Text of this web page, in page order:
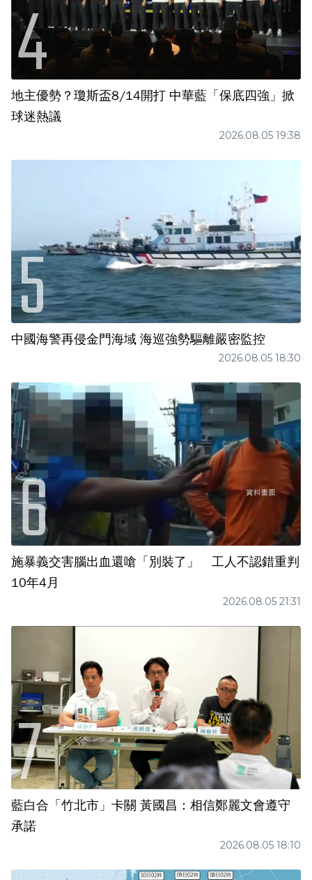
地主優勢？瓊斯盃8/14開打 中華藍「保底四強」掀
球迷熱議
2026.08.05 19:38
中國海警再侵金門海域 海巡強勢驅離嚴密監控
2026.08.05 18:30
施暴義交害腦出血還嗆「別裝了」 工人不認錯重判
10年4月
2026.08.05 21:31
藍白合「竹北市」卡關 黃國昌：相信鄭麗文會遵守
承諾
2026.08.05 18:10